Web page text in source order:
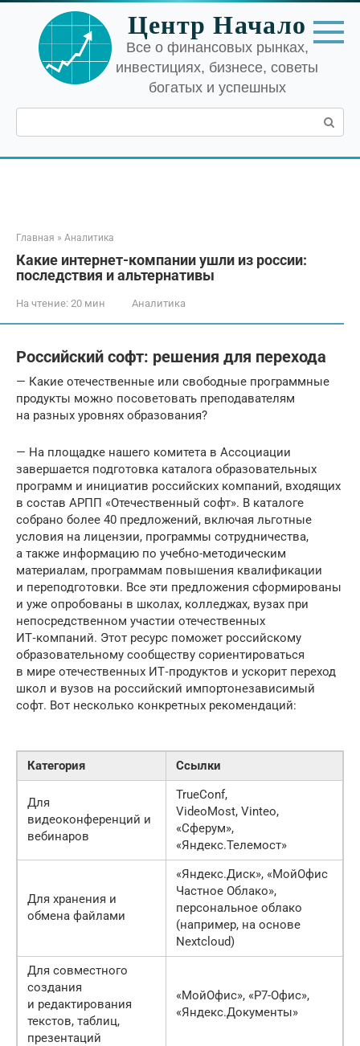
Перейти
контенту
Центр Начало
Все о финансовых рынках,
инвестициях, бизнесе, советы
богатых и успешных
Поиск:
Главная » Аналитика
Какие интернет-компании ушли из россии:
последствия и альтернативы
На чтение: 20 мин Аналитика
Российский софт: решения для перехода
— Какие отечественные или свободные программные
продукты можно посоветовать преподавателям
на разных уровнях образования?
— На площадке нашего комитета в Ассоциации
завершается подготовка каталога образовательных
программ и инициатив российских компаний, входящих
в состав АРПП «Отечественный софт». В каталоге
собрано более 40 предложений, включая льготные
условия на лицензии, программы сотрудничества,
а также информацию по учебно-методическим
материалам, программам повышения квалификации
и переподготовки. Все эти предложения сформированы
и уже опробованы в школах, колледжах, вузах при
непосредственном участии отечественных
ИТ‑компаний. Этот ресурс поможет российскому
образовательному сообществу сориентироваться
в мире отечественных ИТ‑продуктов и ускорит переход
школ и вузов на российский импортонезависимый
софт. Вот несколько конкретных рекомендаций:
Категория Ссылки
Для
видеоконференций и
вебинаров
TrueConf,
VideoMost, Vinteo,
«Сферум»,
«Яндекс.Телемост»
Для хранения и
обмена файлами
«Яндекс.Диск», «МойОфис
Частное Облако»,
персональное облако
(например, на основе
Nextсloud)
Для совместного
создания
и редактирования
текстов, таблиц,
презентаций
«МойОфис», «Р7-Офис»,
«Яндекс.Документы»